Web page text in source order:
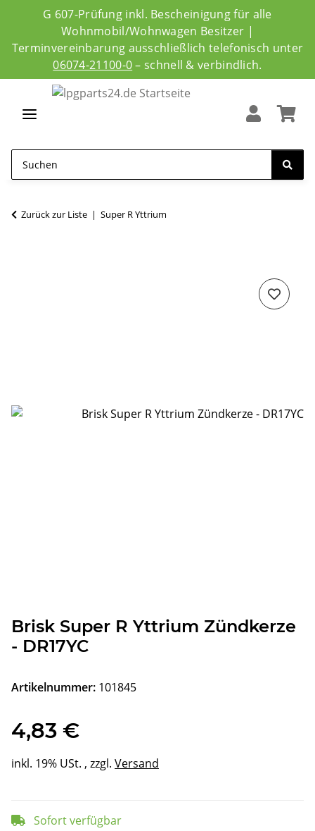
G 607-Prüfung inkl. Bescheinigung für alle
Wohnmobil/Wohnwagen Besitzer |
Terminvereinbarung ausschließlich telefonisch unter
06074-21100-0– schnell & verbindlich.
Zurück zur Liste Super R Yttrium
Brisk Super R Yttrium Zündkerze
- DR17YC
Artikelnummer: 101845
4,83 €
inkl. 19% USt. , zzgl. Versand
Sofort verfügbar